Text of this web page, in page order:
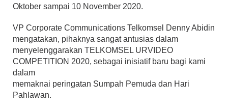
Oktober sampai 10 November 2020.
VP Corporate Communications Telkomsel Denny Abidin
mengatakan, pihaknya sangat antusias dalam
menyelenggarakan TELKOMSEL URVIDEO
COMPETITION 2020, sebagai inisiatif baru bagi kami
dalam
memaknai peringatan Sumpah Pemuda dan Hari
Pahlawan.